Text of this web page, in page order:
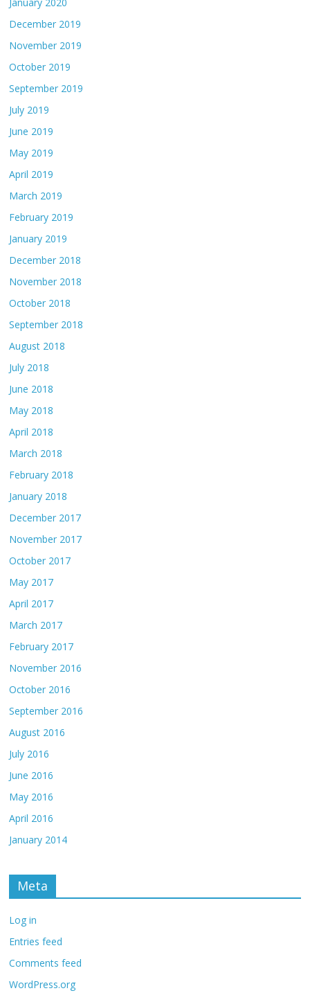
December 2019
November 2019
October 2019
September 2019
July 2019
June 2019
May 2019
April 2019
March 2019
February 2019
January 2019
December 2018
November 2018
October 2018
September 2018
August 2018
July 2018
June 2018
May 2018
April 2018
March 2018
February 2018
January 2018
December 2017
November 2017
October 2017
May 2017
April 2017
March 2017
February 2017
November 2016
October 2016
September 2016
August 2016
July 2016
June 2016
May 2016
April 2016
January 2014
Meta
Log in
Entries feed
Comments feed
WordPress.org